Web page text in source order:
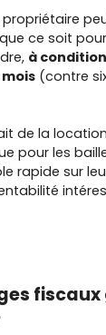
propriétaire
ce soit
à
(contre
de la
pour les
rapide sur
fiscaux